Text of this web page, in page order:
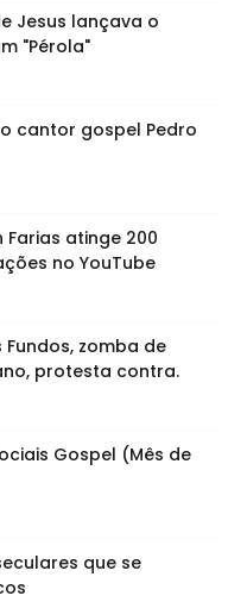
Jesus lançava o
"Pérola"
cantor gospel Pedro
Farias atinge 200
no YouTube
zomba de
protesta contra.
Gospel (Mês de
que se